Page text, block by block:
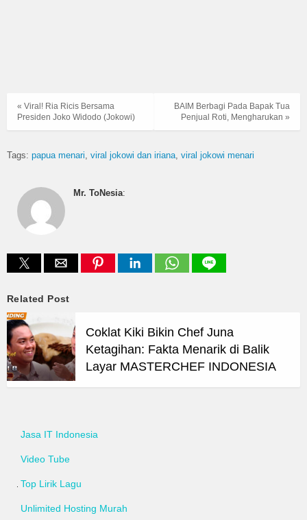
BAIM Berbagi Pada Bapak Tua
Penjual Roti, Mengharukan »
« Viral! Ria Ricis Bersama
Presiden Joko Widodo (Jokowi)
Tags: papua menari viral jokowi dan iriana viral jokowi menari
Mr. ToNesia:
Related Post
Coklat Kiki Bikin Chef Juna
Ketagihan: Fakta Menarik di Balik
Layar MASTERCHEF INDONESIA
Jasa IT Indonesia
Video Tube
Top Lirik Lagu
Unlimited Hosting Murah